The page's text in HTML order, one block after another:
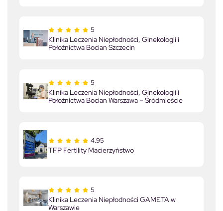
5
Klinika Leczenia Niepłodności, Ginekologii i
Położnictwa Bocian Szczecin
5
Klinika Leczenia Niepłodności, Ginekologii i
Położnictwa Bocian Warszawa – Śródmieście
4.95
TFP Fertility Macierzyństwo
5
Klinika Leczenia Niepłodności GAMETA w
Warszawie